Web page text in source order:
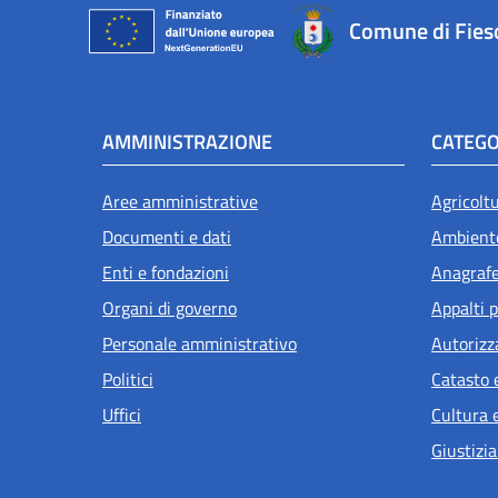
Comune di
AMMINISTRAZIONE
Aree amministrative
Documenti e dati
Enti e fondazioni
Organi di governo
Personale amministrativo
Politici
Uffici
Appalti
Catasto
Cultura